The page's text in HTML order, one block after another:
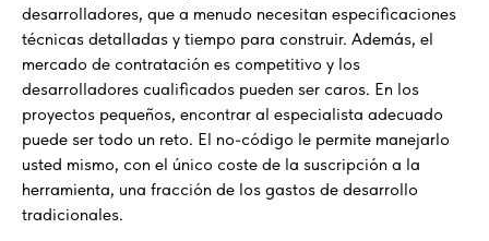
desarrolladores, que a menudo necesitan especificaciones
técnicas detalladas y tiempo para construir. Además, el
mercado de contratación es competitivo y los
desarrolladores cualificados pueden ser caros. En los
proyectos pequeños, encontrar al especialista adecuado
puede ser todo un reto. El no-código le permite manejarlo
usted mismo, con el único coste de la suscripción a la
herramienta, una fracción de los gastos de desarrollo
tradicionales.